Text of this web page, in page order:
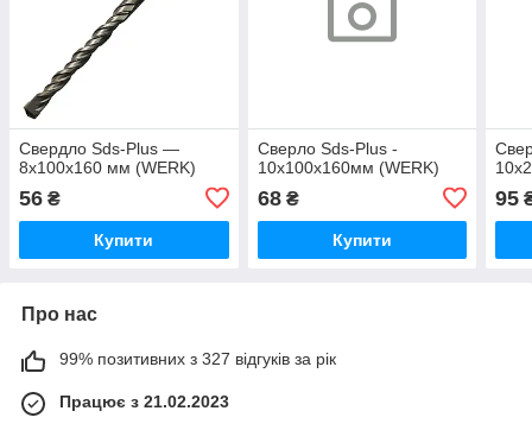
Свердло Sds-Plus —
8х100х160 мм (WERK)
56 ₴
Купити
Сверло Sds-Plus -
10х100х160мм (WERK)
68₴
Купити
95
Про нас
99% позитивних з 327 відгуків за рік
Працює з 21.02.2023